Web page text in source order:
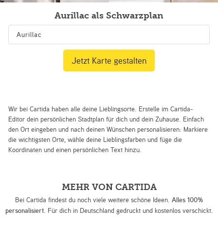
Aurillac als Schwarzplan
Wir bei Cartida haben alle deine Lieblingsorte. Erstelle im Cartida-
Editor dein persönlichen Stadtplan für dich und dein Zuhause. Einfach
den Ort eingeben und nach deinen Wünschen personalisieren: Markiere
die wichtigsten Orte, wähle deine Lieblingsfarben und füge die
Koordinaten und einen persönlichen Text hinzu.
Jetzt Karte gestalten
MEHR VON CARTIDA
Bei Cartida findest du noch viele weitere schöne Ideen. Alles 100%
personalisiert. Für dich in Deutschland gedruckt und kostenlos verschickt.